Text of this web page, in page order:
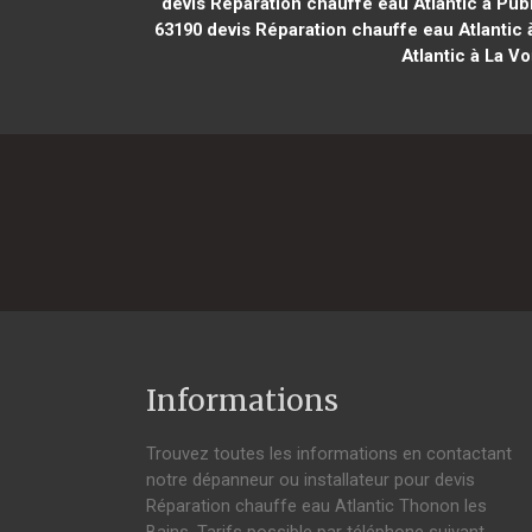
63190devis Réparation chauffe eau Atlantic
Atlantic à La
Informations
Trouvez toutes les informations en contactant
notre dépanneur ou installateur pour devis
Réparation chauffe eau Atlantic Thonon les